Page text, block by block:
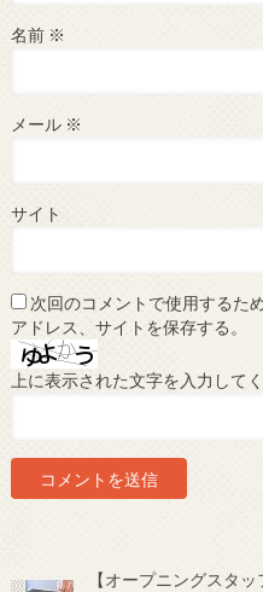
名前 ※
メール ※
サイト
次回のコメントで使用するた
アドレス、サイトを保存する。
上に表示された文字を入力してく
【オープニングスタ